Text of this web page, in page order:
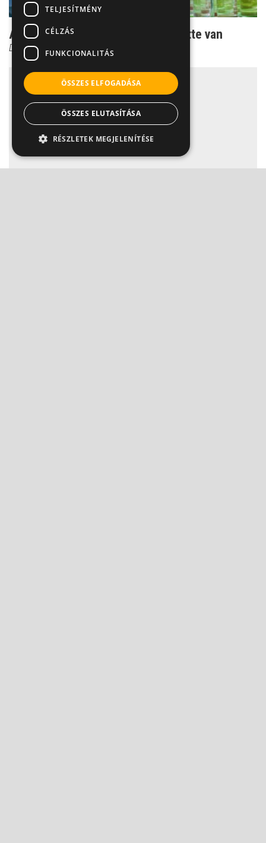
Agresszív influenza - és ami mögötte van
Dr. Szlávik János
TELJESÍTMÉNY
CÉLZÁS
FUNKCIONALITÁS
ÖSSZES ELFOGADÁSA
ÖSSZES ELUTASÍTÁSA
RÉSZLETEK MEGJELENÍTÉSE